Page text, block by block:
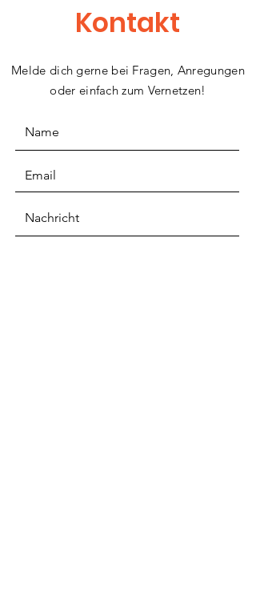
Kontakt
Melde dich gerne bei Fragen, Anregungen
oder einfach zum Vernetzen!